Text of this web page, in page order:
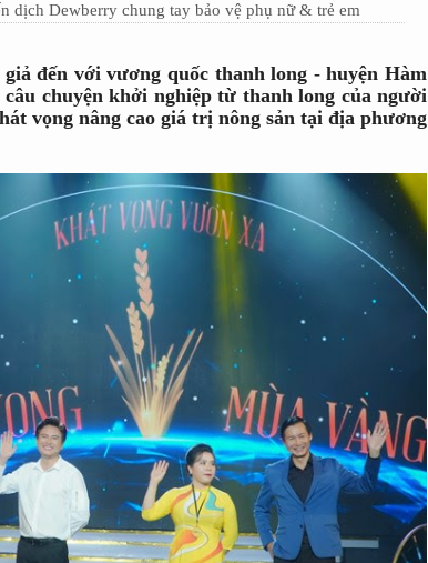
dịch Dewberry chung tay bảo vệ phụ nữ & trẻ em
đến với vương quốc thanh long - huyện Hàm
chuyện khởi nghiệp từ thanh long của người
vọng nâng cao giá trị nông sản tại địa phương